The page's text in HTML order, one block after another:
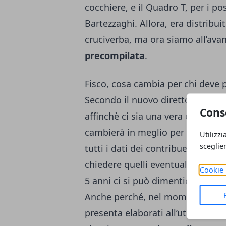
Cookie
cocchiere, e il Quadro T, per i
Bartezzaghi. Allora, era
cruciverba, ma ora siamo
precompilata.
Fisco, cosa cambia per chi deve
Secondo il nuovo direttore
affinchè ci sia una vera e propria
cambierà in meglio per chi deve
tutti i dati dei contribuenti,
chiedere quelli eventualmente
5 anni ci si può dimenticare
Anche perché, nel momento in
presenta elaborati all’utente, lui